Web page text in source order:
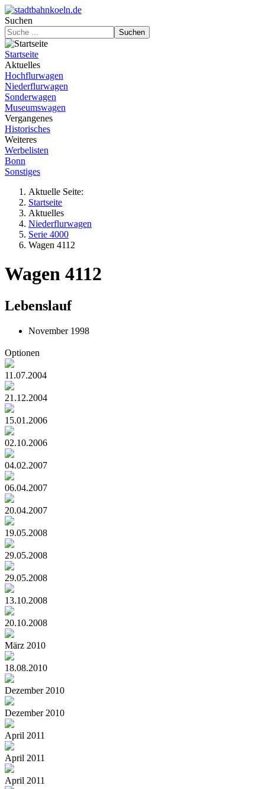
Suchen
Suchen
Startseite
Aktuelles
Hochflurwagen
Niederflurwagen
Sonderwagen
Museumswagen
Vergangenes
Historisches
Weiteres
Werbelisten
Bonn
Sonstiges
Aktuelle Seite:
Startseite
Aktuelles
Niederflurwagen
Serie 4000
Wagen 4112
Wagen 4112
Lebenslauf
November 1998
Optionen
11.07.2004
21.12.2004
15.01.2006
02.10.2006
04.02.2007
06.04.2007
20.04.2007
19.05.2008
29.05.2008
29.05.2008
13.10.2008
20.10.2008
März 2010
18.08.2010
Dezember 2010
Dezember 2010
April 2011
April 2011
April 2011